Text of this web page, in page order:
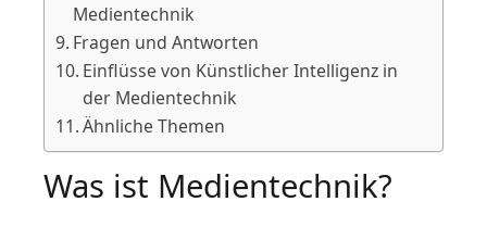
Medientechnik
Fragen und Antworten
Einflüsse von Künstlicher Intelligenz in
der Medientechnik
Ähnliche Themen
Was ist Medientechnik?